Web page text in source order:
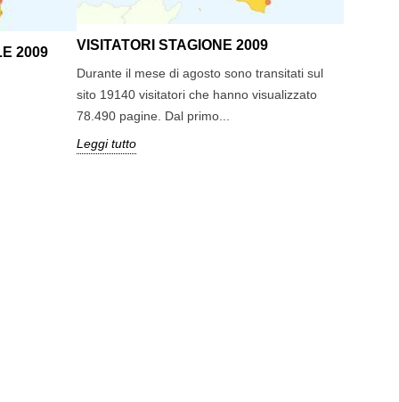
si vedono zanzare in
solo alla notte ronzano nelle
2009 VISITATORI STAGIONE 2009
Durante il mese di agosto sono transitati sul
sito 19140 visitatori che hanno visualizzato
78.490 pagine. Dal primo...
Leggi tutto